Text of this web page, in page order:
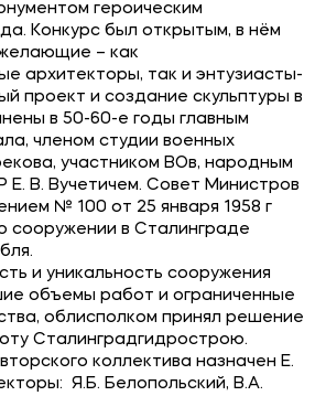
героическим
Конкурс был открытым, в нём
– как
архитекторы, так и энтузиасты-
проект и создание скульптуры в
в 50-60-е годы главным
членом студии военных
участником ВОв, народным
В. Вучетичем. Совет Министров
№ 100 от 25 января 1958 г
сооружении в Сталинграде
и уникальность сооружения
объемы работ и ограниченные
облисполком принял решение
Сталинградгидрострою.
коллектива назначен Е.
Я.Б. Белопольский, В.А.